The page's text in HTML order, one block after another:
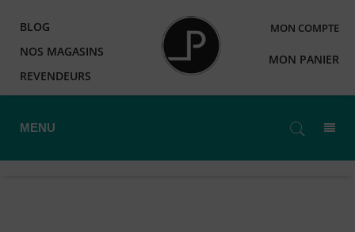
BLOG
NOS MAGASINS
REVENDEURS
MON COMPTE
MON PANIER
MENU